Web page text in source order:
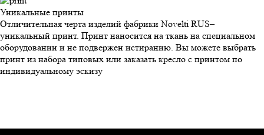
Уникальные принты
Отличительная черта изделий фабрики Novelti RUS–
уникальный принт. Принт наносится на ткань на специальном
оборудовании и не подвержен истиранию. Вы можете выбрать
принт из набора типовых или заказать кресло с принтом по
индивидуальному эскизу